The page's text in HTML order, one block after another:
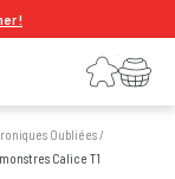
Connexion
Votre panier
Oubliées/
Calice T1